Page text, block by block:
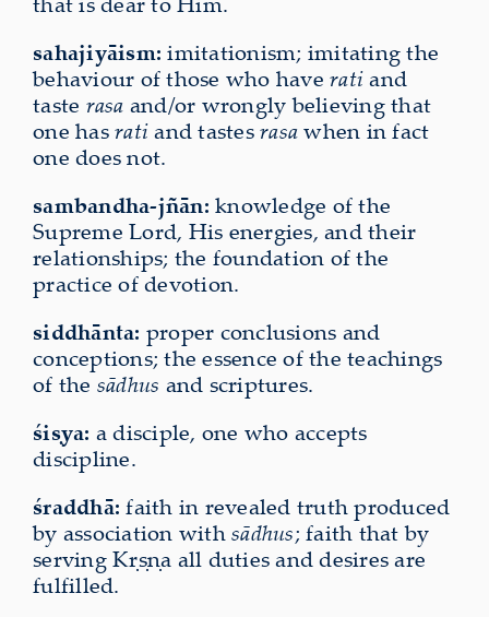
sahajiyāism: imitationism; imitating the
behaviour of those who have ratiand
taste rasa and/or wrongly believing that
one hasratiand tastesrasawhen in fact
one does not.
sambandha-jñān: knowledge of the
Supreme Lord, His energies, and their
relationships; the foundation of the
practice of devotion.
siddhānta: proper conclusions and
conceptions; the essence of the teachings
of the sādhus and scriptures.
śiṣya: a disciple, one who accepts
discipline.
śraddhā: faith in revealed truth produced
by association withsādhus; faith that by
serving Kṛṣṇa all duties and desires are
fulfilled.